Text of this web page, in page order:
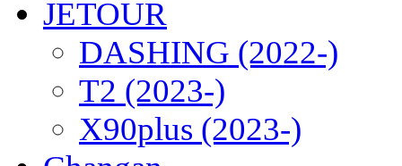
JETOUR
DASHING (2022-)
T2 (2023-)
X90plus (2023-)